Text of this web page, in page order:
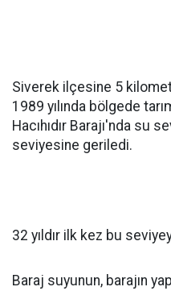
Siverek ilçesine 5
1989 yılında bölgede
Hacıhıdır Barajı'nda su
seviyesine geriledi.
32 yıldır ilk kez bu
Baraj suyunun, barajın